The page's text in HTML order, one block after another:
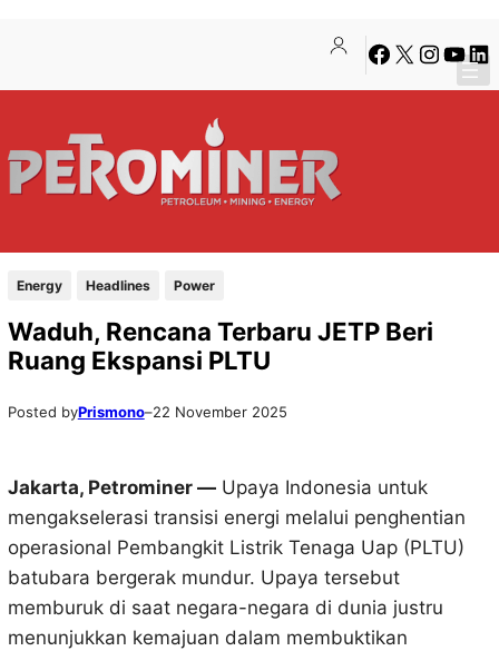
konten
content
Facebook
X Instagram
Energy Headlines Power
Waduh, Rencana Terbaru JETP Beri
Ruang Ekspansi PLTU
Posted byPrismono–22 November 2025
Jakarta, Petrominer—Upaya Indonesia untuk
mengakselerasi transisi energi melalui penghentian
operasional Pembangkit Listrik Tenaga Uap (PLTU)
batubara bergerak mundur. Upaya tersebut
memburuk di saat negara-negara di dunia justru
menunjukkan kemajuan dalam membuktikan